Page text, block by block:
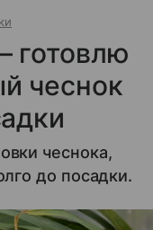
готовлю
чеснок
чеснока,
до посадки.